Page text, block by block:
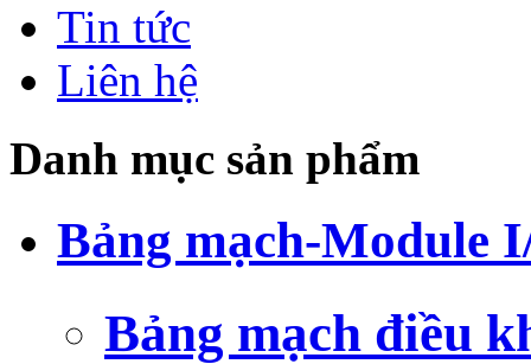
Tin tức
Liên hệ
Danh mục sản phẩm
Bảng mạch-Module
Bảng mạch điều